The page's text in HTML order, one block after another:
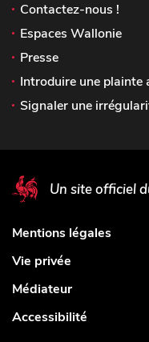
Contactez-nous !
Espaces Wallonie
Presse
Introduire une plainte
Signaler une
Un site officiel
Mentions légales
Vie privée
Médiateur
Accessibilité